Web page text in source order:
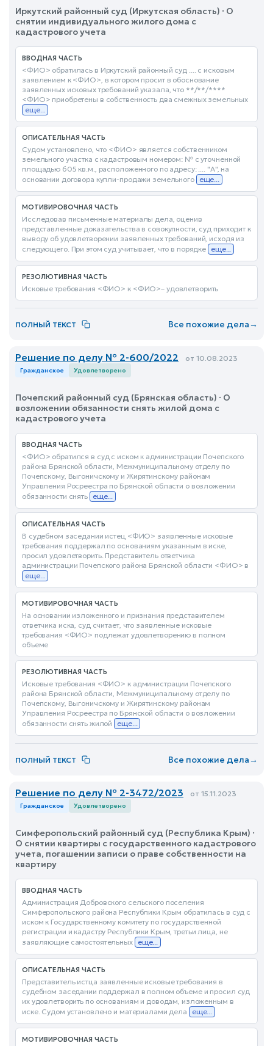
Иркутский районный суд (Иркутская область) · О
снятии индивидуального жилого дома с
кадастрового учета
ВВОДНАЯ ЧАСТЬ
<ФИО> обратилась в Иркутский районный суд .... с исковым
заявлением к <ФИО>, в котором просит в обоснование
заявленных исковых требований указала, что **/**/****
<ФИО> приобретены в собственность два смежных земельных
еще...
ОПИСАТЕЛЬНАЯ ЧАСТЬ
Судом установлено, что <ФИО> является собственником
земельного участка с кадастровым номером: № с уточненной
площадью 605 кв.м., расположенного по адресу: .... "А", на
основании договора купли-продажи земельного еще...
МОТИВИРОВОЧНАЯ ЧАСТЬ
Исследовав письменные материалы дела, оценив
представленные доказательства в совокупности, суд приходит к
выводу об удовлетворении заявленных требований, исходя из
следующего. При этом суд учитывает, что в порядке еще...
РЕЗОЛЮТИВНАЯ ЧАСТЬ
Исковые требования <ФИО> к <ФИО>– удовлетворить
ПОЛНЫЙ ТЕКСТ Все похожие дела→
Решение по делу № 2-600/2022 от 10.08.2023
Гражданское Удовлетворено
Почепский районный суд (Брянская область) · О
возложении обязанности снять жилой дома с
кадастрового учета
ВВОДНАЯ ЧАСТЬ
<ФИО> обратился в суд с иском к администрации Почепского
района Брянской области, Межмуниципальному отделу по
Почепскому, Выгоничскому и Жирятинскому районам
Управления Росреестра по Брянской области о возложении
обязанности снять еще...
ОПИСАТЕЛЬНАЯ ЧАСТЬ
В судебном заседании истец <ФИО> заявленные исковые
требования поддержал по основаниям указанным в иске,
просил удовлетворить. Представитель ответчика
администрации Почепского района Брянской области <ФИО> в
еще...
МОТИВИРОВОЧНАЯ ЧАСТЬ
На основании изложенного и признания представителем
ответчика иска, суд считает, что заявленные исковые
требования <ФИО> подлежат удовлетворению в полном
объеме
РЕЗОЛЮТИВНАЯ ЧАСТЬ
Исковые требования <ФИО> к администрации Почепского
района Брянской области, Межмуниципальному отделу по
Почепскому, Выгоничскому и Жирятинскому районам
Управления Росреестра по Брянской области о возложении
обязанности снять жилой еще...
ПОЛНЫЙ ТЕКСТ Все похожие дела→
Решение по делу № 2-3472/2023 от 15.11.2023
Гражданское Удовлетворено
Симферопольский районный суд (Республика Крым) ·
О снятии квартиры с государственного кадастрового
учета, погашении записи о праве собственности на
квартиру
ВВОДНАЯ ЧАСТЬ
Администрация Добровского сельского поселения
Симферопольского района Республики Крым обратилась в суд с
иском к Государственному комитету по государственной
регистрации и кадастру Республики Крым, третьи лица, не
заявляющие самостоятельных еще...
ОПИСАТЕЛЬНАЯ ЧАСТЬ
Представитель истца заявленные исковые требования в
судебном заседании поддержал в полном объеме и просил суд
их удовлетворить по основаниям и доводам, изложенным в
иске. Судом установлено и материалами дела
еще...
МОТИВИРОВОЧНАЯ ЧАСТЬ